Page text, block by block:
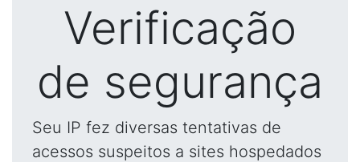
Verificação
de segurança
Seu IP fez diversas tentativas de
acessos suspeitos a sites hospedados